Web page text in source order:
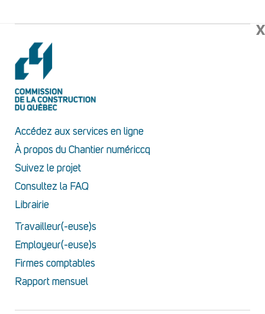
X
Accédez aux services en ligne
À propos du Chantier numériccq
Suivez le projet
Consultez la FAQ
Librairie
Travailleur(-euse)s
Employeur(-euse)s
Firmes comptables
Rapport mensuel